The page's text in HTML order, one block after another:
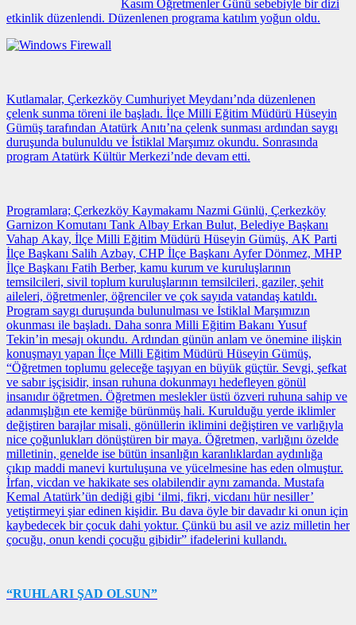
Kasım Öğretmenler Günü sebebiyle bir dizi
etkinlik düzenlendi. Düzenlenen programa katılım yoğun oldu.
Kutlamalar, Çerkezköy Cumhuriyet Meydanı’nda düzenlenen
çelenk sunma töreni ile başladı. İlçe Milli Eğitim Müdürü Hüseyin
Gümüş tarafından Atatürk Anıtı’na çelenk sunması ardından saygı
duruşunda bulunuldu ve İstiklal Marşımız okundu. Sonrasında
program Atatürk Kültür Merkezi’nde devam etti.
Programlara; Çerkezköy Kaymakamı Nazmi Günlü, Çerkezköy
Garnizon Komutanı Tank Albay Erkan Bulut, Belediye Başkanı
Vahap Akay, İlçe Milli Eğitim Müdürü Hüseyin Gümüş, AK Parti
İlçe Başkanı Salih Azbay, CHP İlçe Başkanı Ayfer Dönmez, MHP
İlçe Başkanı Fatih Berber, kamu kurum ve kuruluşlarının
temsilcileri, sivil toplum kuruluşlarının temsilcileri, gaziler, şehit
aileleri, öğretmenler, öğrenciler ve çok sayıda vatandaş katıldı.
Program saygı duruşunda bulunulması ve İstiklal Marşımızın
okunması ile başladı. Daha sonra Milli Eğitim Bakanı Yusuf
Tekin’in mesajı okundu. Ardından günün anlam ve önemine ilişkin
konuşmayı yapan İlçe Milli Eğitim Müdürü Hüseyin Gümüş,
“Öğretmen toplumu geleceğe taşıyan en büyük güçtür. Sevgi, şefkat
ve sabır işçisidir, insan ruhuna dokunmayı hedefleyen gönül
insanıdır öğretmen. Öğretmen meslekler üstü özveri ruhuna sahip ve
adanmışlığın ete kemiğe bürünmüş hali. Kurulduğu yerde iklimler
değiştiren barajlar misali, gönüllerin iklimini değiştiren ve varlığıyla
nice çoğunlukları dönüştüren bir maya. Öğretmen, varlığını özelde
milletinin, genelde ise bütün insanlığın karanlıklardan aydınlığa
çıkıp maddi manevi kurtuluşuna ve yücelmesine has eden olmuştur.
İrfan, vicdan ve hakikate ses olabilendir aynı zamanda. Mustafa
Kemal Atatürk’ün dediği gibi ‘ilmi, fikri, vicdanı hür nesiller’
yetiştirmeyi şiar edinen kişidir. Bu dava öyle bir davadır ki onun için
kaybedecek bir çocuk dahi yoktur. Çünkü bu asil ve aziz milletin her
çocuğu, onun kendi çocuğu gibidir” ifadelerini kullandı.
“RUHLARI ŞAD OLSUN”